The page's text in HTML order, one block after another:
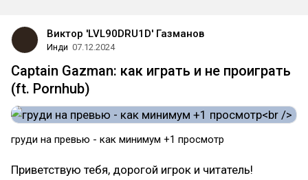
Виктор 'LVL90DRU1D' Газманов
Инди 07.12.2024
Captain Gazman: как играть и не проиграть
(ft. Pornhub)
груди на превью - как минимум +1 просмотр
Приветствую тебя, дорогой игрок и читатель!